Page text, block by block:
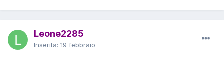
Leone2285
Inserita: 19 febbraio